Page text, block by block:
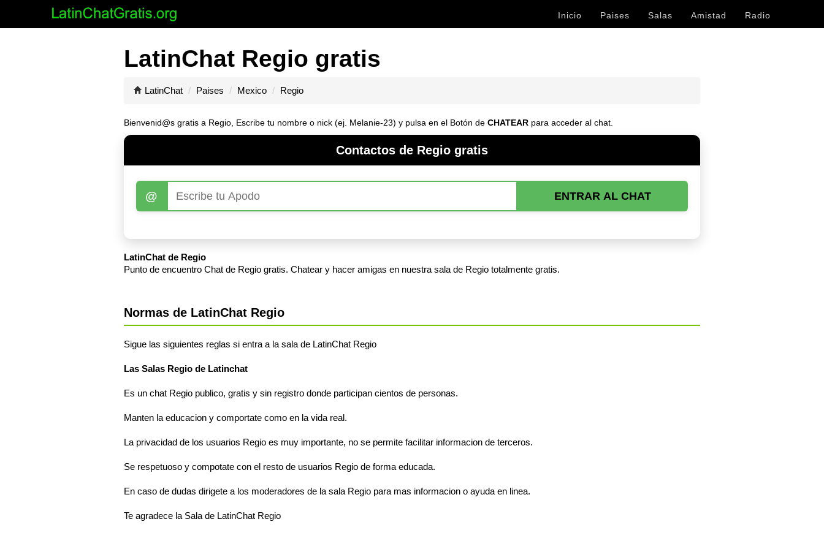
Inicio Paises Salas Amistad Radio
LatinChat Regio gratis
LatinChat Paises Mexico Regio
Bienvenid@s gratis a Regio, Escribe tu nombre o nick (ej. Melanie-23) y pulsa en el Botón de CHATEAR para acceder al chat.
Contactos de Regio gratis
@ ENTRAR AL CHAT
LatinChat de Regio
Punto de encuentro Chat de Regio gratis. Chatear y hacer amigas en nuestra sala de Regio totalmente gratis.
Normas de LatinChat Regio
Sigue las siguientes reglas si entra a la sala de LatinChat Regio
Las Salas Regio de Latinchat
Es un chat Regio publico, gratis y sin registro donde participan cientos de personas.
Manten la educacion y comportate como en la vida real.
La privacidad de los usuarios Regio es muy importante, no se permite facilitar informacion de terceros.
Se respetuoso y compotate con el resto de usuarios Regio de forma educada.
En caso de dudas dirigete a los moderadores de la sala Regio para mas informacion o ayuda en linea.
Te agradece la Sala de LatinChat Regio